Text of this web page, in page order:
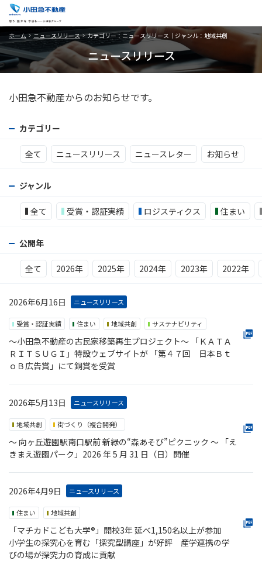
ホーム ニュースリリース カテゴリー：ニュースリリース｜ジャンル：地域共創
ニュースリリース
小田急不動産からのお知らせです。
カテゴリー
全て ニュースリリース ニュースレター お知らせ
ジャンル
全て 受賞・認証実績 ロジスティクス 住まい
公開年
全て 2026年 2025年 2024年 2023年 2022年
2026年6月16日 ニュースリリース
受賞・認証実績 住まい 地域共創 サステナビリティ
～小田急不動産の古民家移築再生プロジェクト～ 「ＫＡＴＡ
ＲＩＴＳＵＧＩ」特設ウェブサイトが 「第４７回 日本Ｂｔ
ｏＢ広告賞」にて銅賞を受賞
2026年5月13日 ニュースリリース
地域共創 街づくり（複合開発）
〜 向ヶ丘遊園駅南口駅前 新緑の“森あそび”ピクニック 〜 「え
きまえ遊園パーク」2026 年 5 月 31 日（日）開催
2026年4月9日 ニュースリリース
住まい 地域共創
「マチカドこども大学®」開校3年 延べ1,150名以上が参加
小学生の探究心を育む「探究型講座」が好評 産学連携の学
びの場が探究力の育成に貢献